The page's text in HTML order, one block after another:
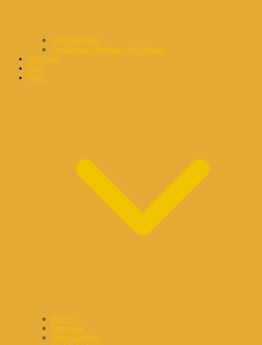
Live Kalender
On-Demand-Webinare & Podcasts
Eintragen
Blog
Mehr
Partner
Netzwerk
Unser Angebot